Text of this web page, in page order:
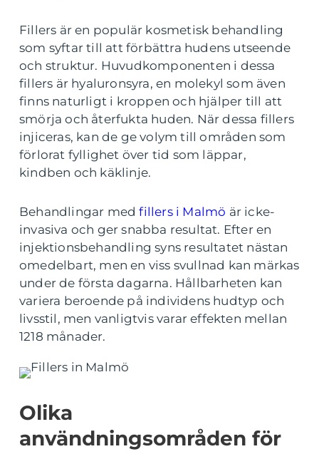
Fillers är en populär kosmetisk behandling
som syftar till att förbättra hudens utseende
och struktur. Huvudkomponenten i dessa
fillers är hyaluronsyra, en molekyl som även
finns naturligt i kroppen och hjälper till att
smörja och återfukta huden. När dessa fillers
injiceras, kan de ge volym till områden som
förlorat fyllighet över tid som läppar,
kindben och käklinje.
Behandlingar medfillers i Malmö är icke-
invasiva och ger snabba resultat. Efter en
injektionsbehandling syns resultatet nästan
omedelbart, men en viss svullnad kan märkas
under de första dagarna. Hållbarheten kan
variera beroende på individens hudtyp och
livsstil, men vanligtvis varar effekten mellan
1218 månader.
Olika
användningsområden för